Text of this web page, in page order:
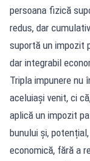
persoana fizică
redus, dar
suportă un impozit
dar integrabil
Tripla impunere nu
aceluiași venit, ci
aplică un impozit
bunului și,
economică, fără a